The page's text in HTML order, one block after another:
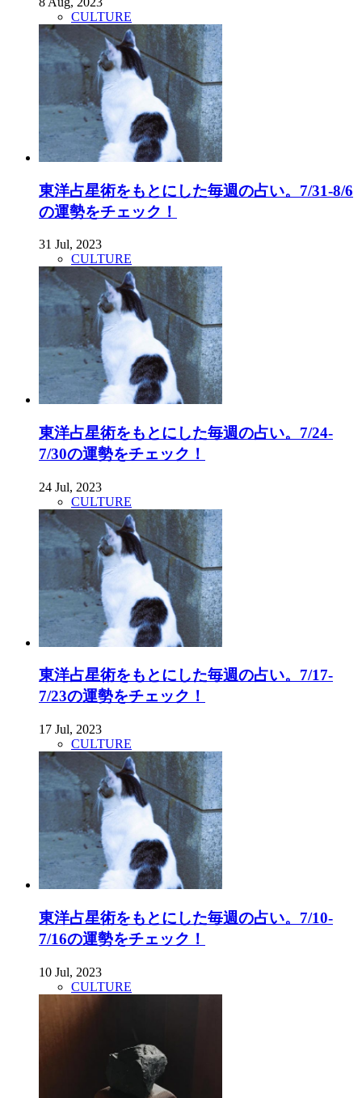
CULTURE
東洋占星術をもとにした毎週の占い。7/31-8/6
の運勢をチェック！
31 Jul, 2023
CULTURE
東洋占星術をもとにした毎週の占い。7/24-
7/30の運勢をチェック！
24 Jul, 2023
CULTURE
東洋占星術をもとにした毎週の占い。7/17-
7/23の運勢をチェック！
17 Jul, 2023
CULTURE
東洋占星術をもとにした毎週の占い。7/10-
7/16の運勢をチェック！
10 Jul, 2023
CULTURE